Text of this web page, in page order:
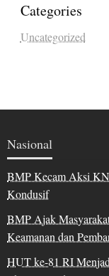
Categories
Uncategorized
Nasional
BMP Kecam Aksi
Kondusif
BMP Ajak
Keamanan dan
HUT ke-81 RI